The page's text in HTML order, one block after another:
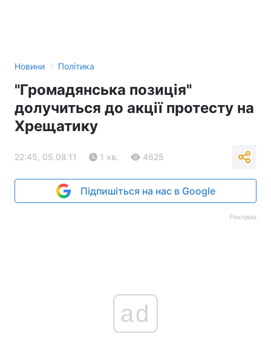
Новини › Політика
"Громадянська позиція"
долучиться до акції протесту на
Хрещатику
22:45, 05.08.11 1 хв. 4625
Підпишіться на нас в Google
Реклама
ad